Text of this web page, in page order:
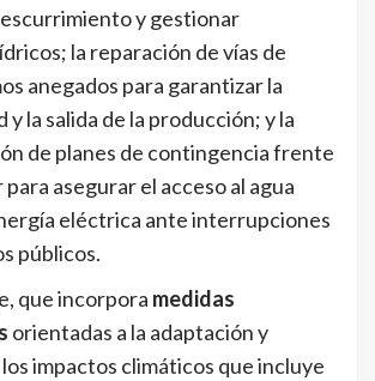
y gestionar
la reparación de vías de
anegados para garantizar la
la salida de la producción; y la
de planes de contingencia frente
para asegurar el acceso al agua
eléctrica ante interrupciones
públicos.
que incorpora medidas
orientadas a la adaptación y
impactos climáticos que incluye